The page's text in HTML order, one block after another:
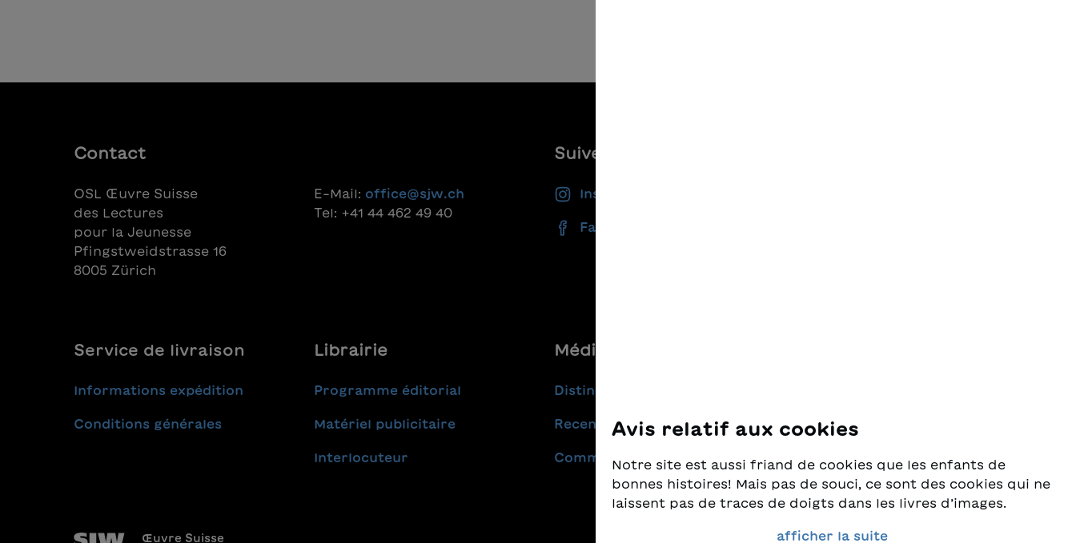
Contact
OSL Œuvre Suisse
des Lectures
pour la Jeunesse
Pfingstweidstrasse 16
8005 Zürich
E-Mail: office@sjw.ch
Tel: +41 44 462 49 40
Suivez-nous
Instagram
Facebook
Service de livraison
Informations expédition
Conditions générales
Librairie
Programme éditorial
Matériel publicitaire
Interlocuteur
Médias
Distinctions
Recensions
Communiqués de presse
Œuvre Suisse
Avis relatif aux cookies
Notre site est aussi friand de cookies que les enfants de
bonnes histoires! Mais pas de souci, ce sont des cookies qui ne
laissent pas de traces de doigts dans les livres d’images.
Nous prenons très au sérieux la protection de vos données et
afficher la suite